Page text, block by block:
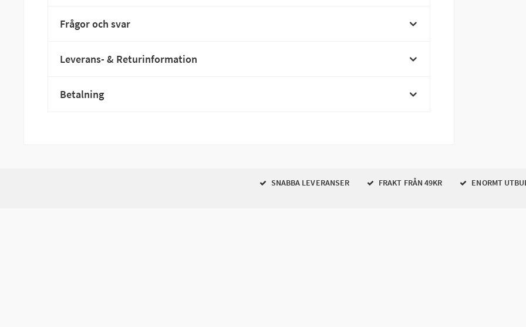
Frågor och svar
Leverans- & Returinformation
Betalning
SNABBA LEVERANSER FRAKT FRÅN 49KR ENORMT